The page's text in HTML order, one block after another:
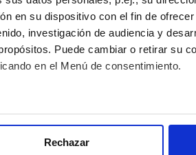
en su dispositivo con el fin de
investigación de audiencia y
Puede cambiar o retirar su
en el Menú de consentimiento.
geográfica que puede tener una
Rechazar
de Ardoz: Circular Parque